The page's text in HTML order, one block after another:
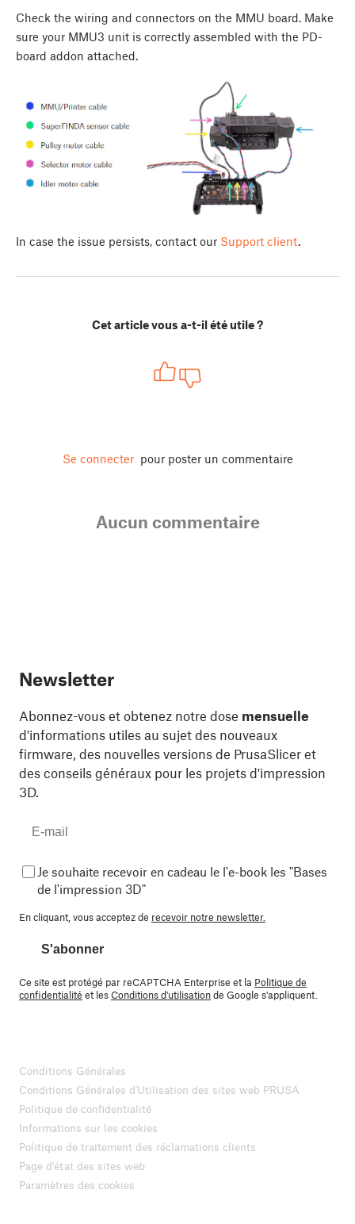
Check the wiring and connectors on the MMU board. Make
sure your MMU3 unit is correctly assembled with the PD-
board addon attached.
In case the issue persists, contact our Support client.
Cet article vous a-t-il été utile ?
Se connecter pour poster un commentaire
Aucun commentaire
Newsletter
Abonnez-vous et obtenez notre dose mensuelle
d'informations utiles au sujet des nouveaux
firmware, des nouvelles versions de PrusaSlicer et
des conseils généraux pour les projets d'impression
3D.
Je souhaite recevoir en cadeau le l'e-book les "Bases
de l'impression 3D"
En cliquant, vous acceptez de recevoir notre newsletter.
S'abonner
Ce site est protégé par reCAPTCHA Enterprise et la Politique de
confidentialité et lesConditions d'utilisationde Google s'appliquent.
Conditions Générales
Conditions Générales d'Utilisation des sites web PRUSA
Politique de confidentialité
Informations sur les cookies
Politique de traitement des réclamations clients
Page d'état des sites web
Paramètres des cookies